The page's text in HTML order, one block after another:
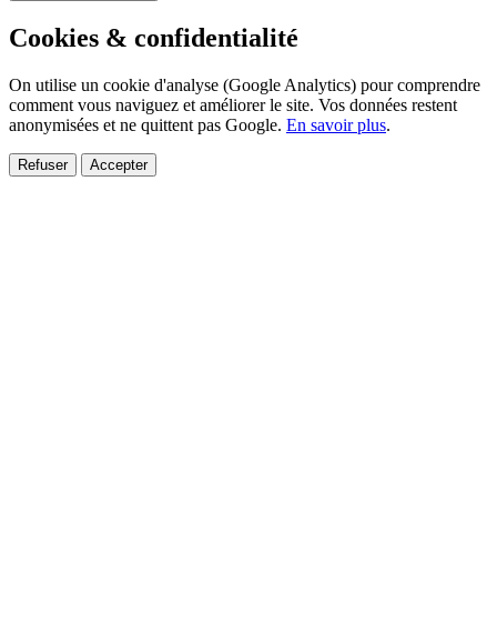
Cookies & confidentialité
On utilise un cookie d'analyse (Google Analytics) pour comprendre
comment vous naviguez et améliorer le site. Vos données restent
anonymisées et ne quittent pas Google. En savoir plus.
Refuser Accepter